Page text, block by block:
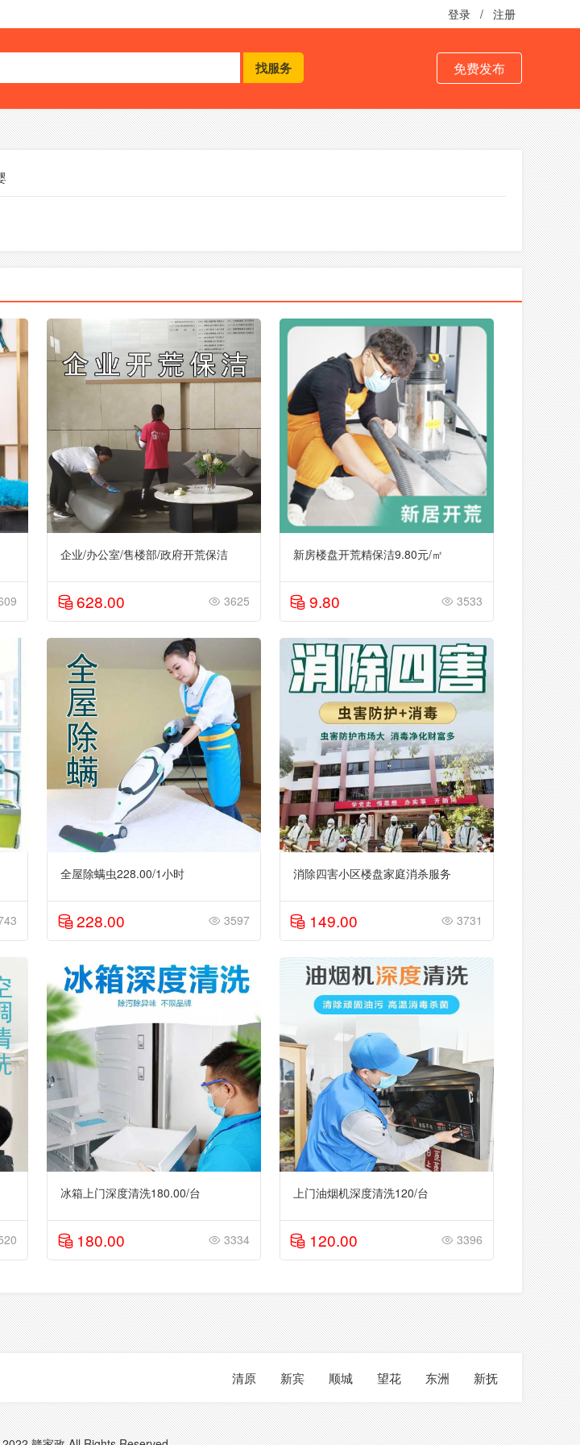
登录 / 注册
免费发布
企业/办公室/售楼部/政府开荒保洁
628.00 3625
新房楼盘开荒精保洁9.80元/㎡
9.80 3533
全屋除螨虫228.00/1小时
228.00 3597
消除四害小区楼盘家庭消杀服务
149.00 3731
冰箱上门深度清洗180.00/台
180.00 3334
上门油烟机深度清洗120/台
120.00 3396
清原 新宾 顺城 望花 东洲 新抚